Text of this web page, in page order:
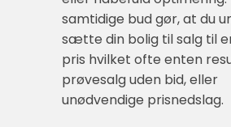
samtidige bud gør, at du
sætte din bolig til salg til
pris hvilket ofte enten
prøvesalg uden bid, eller
unødvendige prisnedslag.